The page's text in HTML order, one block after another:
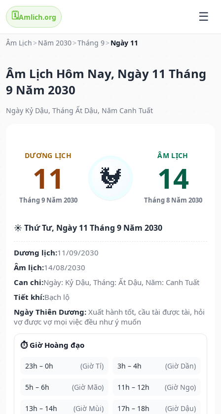
🗓️Amlich.org
Âm Lịch > Năm 2030>Tháng 9> Ngày 11
Âm Lịch Hôm Nay, Ngày 11 Tháng
9 Năm 2030
Ngày Kỷ Dậu, Tháng Ất Dậu, Năm Canh Tuất
DƯƠNG LỊCH
11
Tháng 9 Năm 2030
🐓
ÂM LỊCH
14
Tháng 8 Năm 2030
☀️ Thứ Tư, Ngày 11 Tháng 9 Năm 2030
Dương lịch:11/09/2030
Âm lịch:14/08/2030
Can chi:Ngày: Kỷ Dậu, Tháng: Ất Dậu, Năm: Canh Tuất
Tiết khí:Bạch lộ
Ngày Thiên Dương: Xuất hành tốt, cầu tài được tài, hỏi
vợ được vợ mọi việc đều như ý muốn
⏱️ Giờ Hoàng đạo
23h – 0h (Giờ Tí) 3h – 4h (Giờ Dần)
5h – 6h (Giờ Mão) 11h – 12h (Giờ Ngọ)
13h – 14h (Giờ Mùi) 17h – 18h (Giờ Dậu)